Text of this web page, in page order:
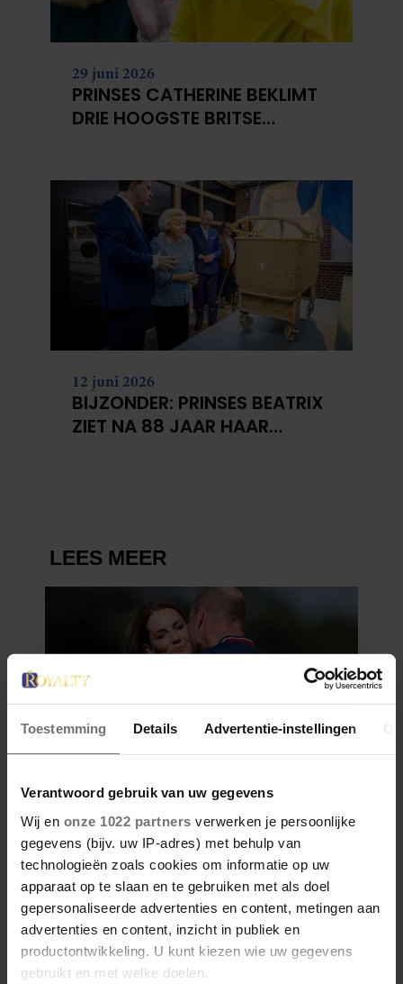
Toestemming Details Advertentie-instellingen
Verantwoord gebruik van uw gegevens
Wij en onze 1022 partners verwerken je persoonlijke
gegevens (bijv. uw IP-adres) met behulp van
technologieën zoals cookies om informatie op uw
apparaat op te slaan en te gebruiken met als doel
gepersonaliseerde advertenties en content, metingen aan
advertenties en content, inzicht in publiek en
productontwikkeling. U kunt kiezen wie uw gegevens
gebruikt en met welke doelen.
29 juni 2026
PRINSES CATHERINE BEKLIMT
DRIE HOOGSTE BRITSE
12 juni 2026
BIJZONDER: PRINSES BEATRIX
ZIET NA 88 JAAR HAAR